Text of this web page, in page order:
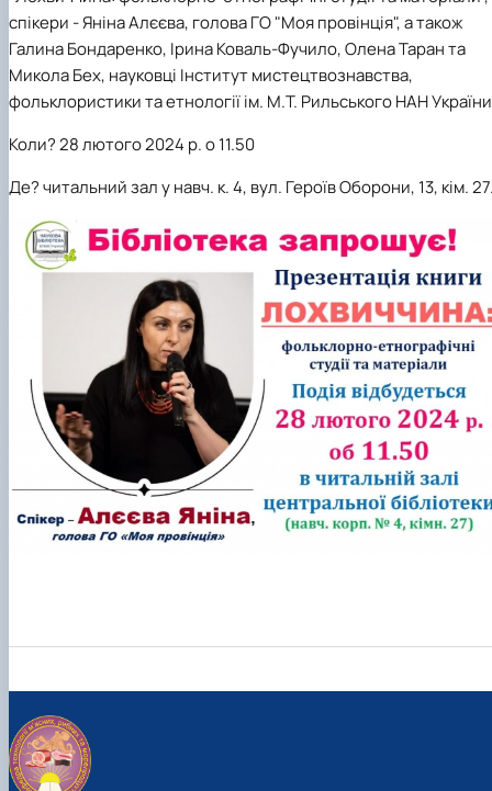
спікери - Яніна Алєєва, голова ГО "Моя провінція", а також
Галина Бондаренко, Ірина Коваль-Фучило, Олена Таран та
Микола Бех, науковці Інститут мистецтвознавства,
фольклористики та етнології ім. М.Т. Рильського НАН
Коли? 28 лютого 2024 р. о 11.50
Де? читальний зал у навч. к. 4, вул. Героїв Оборони, 13, кім.